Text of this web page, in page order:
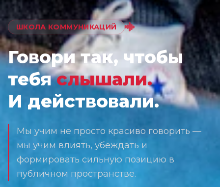
ШКОЛА КОММУНИКАЦИЙ
Говори так, чтобы
тебяслышали.
И действовали.
Мы учим не просто красиво говорить —
мы учим влиять, убеждать и
формировать сильную позицию в
публичном пространстве.